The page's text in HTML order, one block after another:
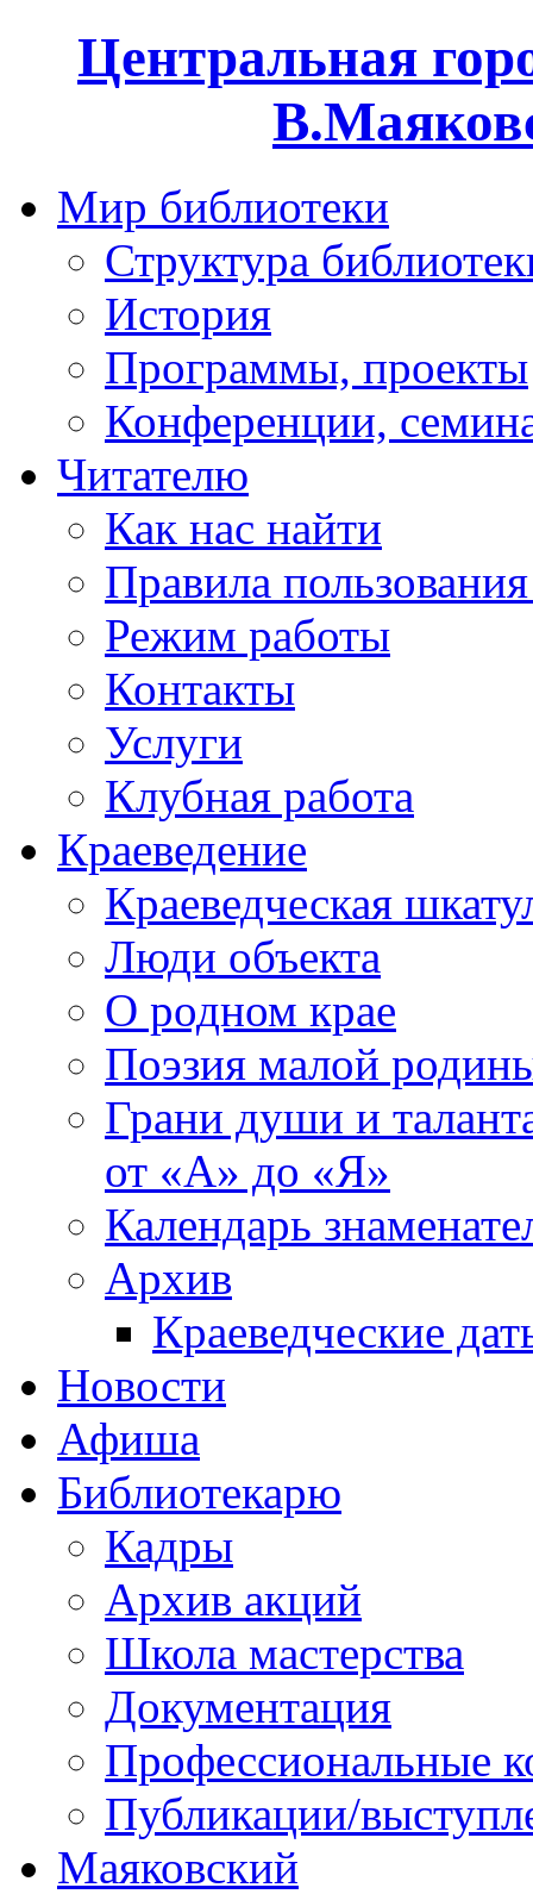
Центральная
Мир библиотеки
Структура
История
Программы, проекты
Конференции,
Читателю
Как нас найти
Правила
Режим работы
Контакты
Услуги
Клубная работа
Краеведение
Краеведческая
Люди объекта
О родном крае
Поэзия малой
Грани души и
от «А» до «Я»
Календарь
Архив
Краеведческие
Новости
Афиша
Библиотекарю
Кадры
Архив акций
Школа мастерства
Документация
Профессиональные
Публикации/
Маяковский